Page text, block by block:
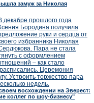
замуж за Николая
декабре прошлого года
Бородина получила
руки и сердца от
избранника Николая
Пара не стала
с оформлением
– как стало
Церемония
Устроить торжество пара
недель.
восхождении на Эверест:
коллег по шоу-бизнесу"